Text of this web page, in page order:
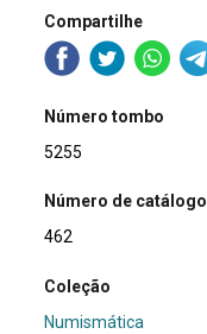
Compartilhe
Número tombo
5255
Número de catálogo
462
Coleção
Numismática